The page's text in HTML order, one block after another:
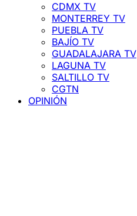
CDMX TV
MONTERREY TV
PUEBLA TV
BAJÍO TV
GUADALAJARA TV
LAGUNA TV
SALTILLO TV
CGTN
OPINIÓN